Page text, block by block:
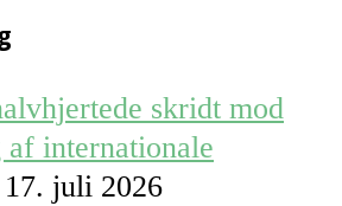
skridt mod
af internationale
17. juli 2026